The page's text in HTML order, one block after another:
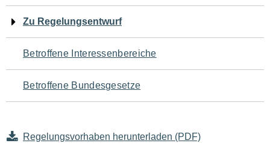
den
Seiteninhalt
Zu Regelungsentwurf
Betroffene Interessenbereiche
Betroffene Bundesgesetze
Regelungsvorhaben herunterladen (PDF)